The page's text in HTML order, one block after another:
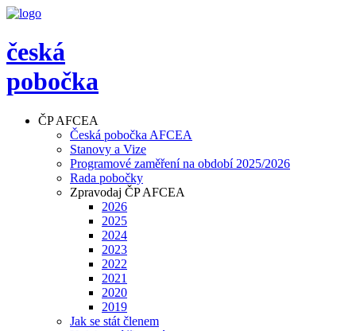
česká
pobočka
ČP AFCEA
Česká pobočka AFCEA
Stanovy a Vize
Programové zaměření na období 2025/2026
Rada pobočky
Zpravodaj ČP AFCEA
2026
2025
2024
2023
2022
2021
2020
2019
Jak se stát členem